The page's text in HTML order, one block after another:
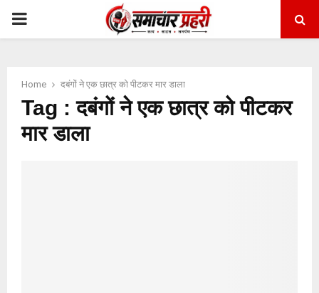
PRIMARY
Home दबंगों ने एक छात्र को पीटकर मार डाला
Tag : दबंगों ने एक छात्र को पीटकर
मार डाला